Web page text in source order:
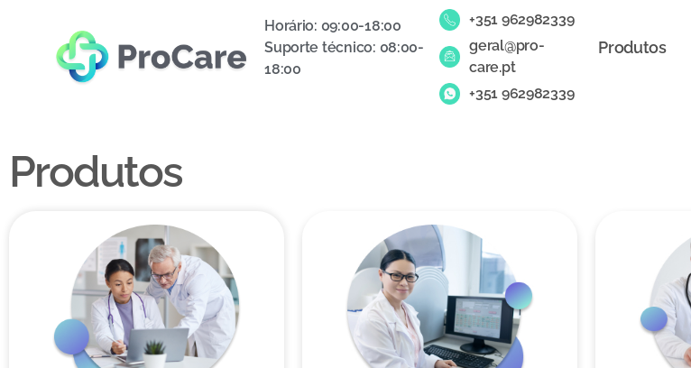
Horário: 09:00-18:00
Suporte técnico: 08:00-
18:00
+351 962982339
geral@pro-
care.pt
+351 962982339
Produtos
Produtos